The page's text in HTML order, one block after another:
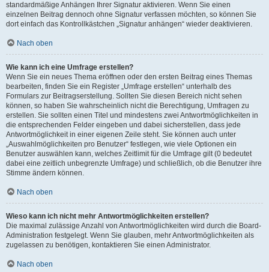
standardmäßige Anhängen Ihrer Signatur aktivieren. Wenn Sie einen
einzelnen Beitrag dennoch ohne Signatur verfassen möchten, so können Sie
dort einfach das Kontrollkästchen „Signatur anhängen“ wieder deaktivieren.
Nach oben
Wie kann ich eine Umfrage erstellen?
Wenn Sie ein neues Thema eröffnen oder den ersten Beitrag eines Themas
bearbeiten, finden Sie ein Register „Umfrage erstellen“ unterhalb des
Formulars zur Beitragserstellung. Sollten Sie diesen Bereich nicht sehen
können, so haben Sie wahrscheinlich nicht die Berechtigung, Umfragen zu
erstellen. Sie sollten einen Titel und mindestens zwei Antwortmöglichkeiten in
die entsprechenden Felder eingeben und dabei sicherstellen, dass jede
Antwortmöglichkeit in einer eigenen Zeile steht. Sie können auch unter
„Auswahlmöglichkeiten pro Benutzer“ festlegen, wie viele Optionen ein
Benutzer auswählen kann, welches Zeitlimit für die Umfrage gilt (0 bedeutet
dabei eine zeitlich unbegrenzte Umfrage) und schließlich, ob die Benutzer ihre
Stimme ändern können.
Nach oben
Wieso kann ich nicht mehr Antwortmöglichkeiten erstellen?
Die maximal zulässige Anzahl von Antwortmöglichkeiten wird durch die Board-
Administration festgelegt. Wenn Sie glauben, mehr Antwortmöglichkeiten als
zugelassen zu benötigen, kontaktieren Sie einen Administrator.
Nach oben